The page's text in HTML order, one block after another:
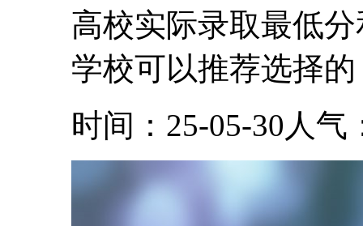
高校实际录取最低
学校可以推荐选择
时间：25-05-30 人气